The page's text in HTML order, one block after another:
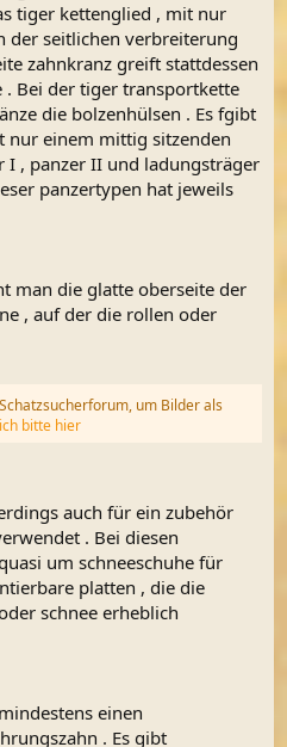
tiger kettenglied , mit nur
der seitlichen verbreiterung
zahnkranz greift stattdessen
Bei der tiger transportkette
die bolzenhülsen . Es fgibt
nur einem mittig sitzenden
I , panzer II und ladungsträger
panzertypen hat jeweils
man die glatte oberseite der
, auf der die rollen oder
um Bilder als
bitte hier
auch für ein zubehör
. Bei diesen
um schneeschuhe für
platten , die die
schnee erheblich
einen
. Es gibt